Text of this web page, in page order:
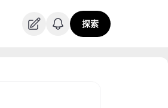
探索